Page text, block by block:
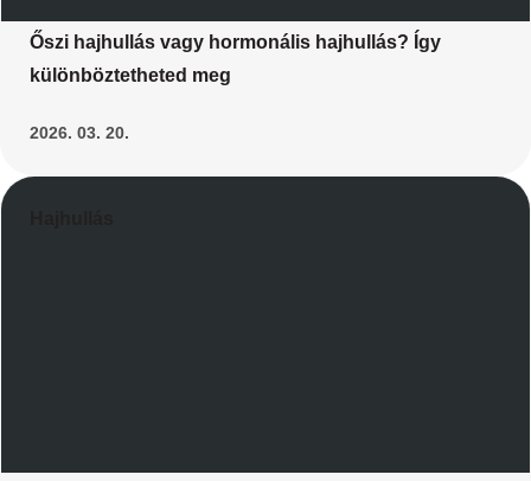
Őszi hajhullás vagy hormonális hajhullás? Így
különböztetheted meg
2026. 03. 20.